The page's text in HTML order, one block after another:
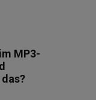
MP3-